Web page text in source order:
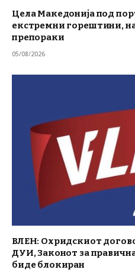
Цела Македонија под
екстремни горештини,
препораки
05/08/2026
ВЛЕН: Охридскиот
ДУИ, Законот за
биде блокиран